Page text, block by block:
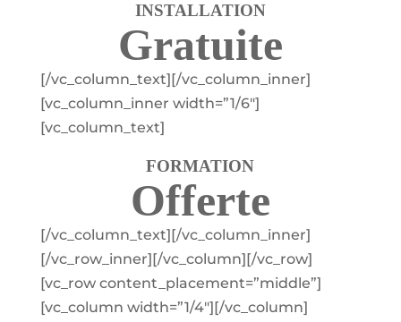
INSTALLATION
Gratuite
[/vc_column_text][/vc_column_inner]
[vc_column_inner width=”1/6″]
[vc_column_text]
FORMATION
Offerte
[/vc_column_text][/vc_column_inner]
[/vc_row_inner][/vc_column][/vc_row]
[vc_row content_placement=”middle”]
[vc_column width=”1/4″][/vc_column]